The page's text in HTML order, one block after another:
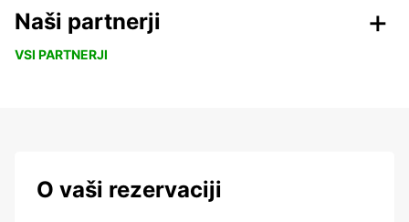
Naši partnerji
VSI PARTNERJI
O vaši rezervaciji